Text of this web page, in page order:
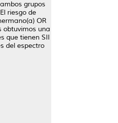
grupos
riesgo de
OR
obtuvimos una
que tienen SII
del espectro